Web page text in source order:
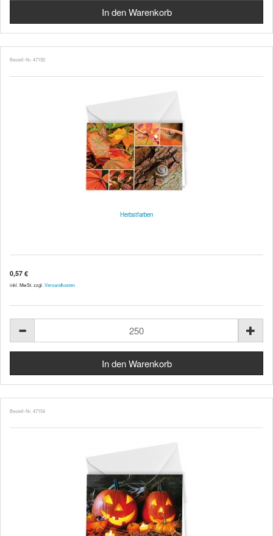
Bestell-Nr. 47192
Herbstfarben
0,57 €
inkl. MwSt. zzgl. Versandkosten
Bestell-Nr. 47154